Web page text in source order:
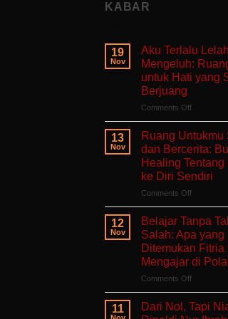
KABAR
19
Nov
Aku Terlalu
Mengeluh:
untuk Hati yang
Berjuang
Comments Offon
Terlalu
Lelah
Untuk
Mengeluh:
Ruang
Aman
yang
Sedang
Berjuang
13
Nov
Ruang Untukmu
dan Bercerita:
Healing Tentang
ke Diri Sendiri
Comments Offon
Untukmu
Singgah
dan
Bercerita:
Buku
Self-
Tentang
Pulang
12
Nov
Belajar Tanpa
Salah: Apa yang
Ditemukan Fitria
Mengajar di
Comments Offon
Tanpa
Takut
11
Dari Nol, Tapi